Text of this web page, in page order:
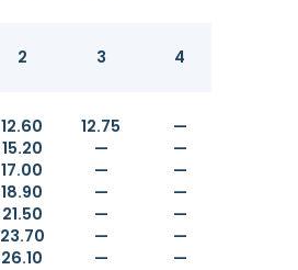
2 3 4
12.60
15.20
17.00
18.90
21.50
23.70
26.10
12.75
—
—
—
—
—
—
—
—
—
—
—
—
—